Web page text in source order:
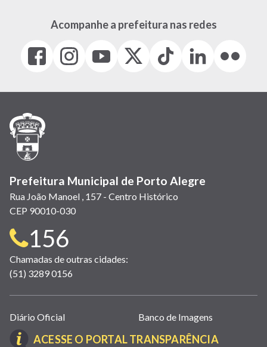
Acompanhe a prefeitura nas redes
Facebook
(link
em
janela)
Instagram
(link
em
(link
em
(Antigo
(link
Tiktok
(link
em
LinkedIn
(link
em
(link
em
Prefeitura Municipal de Porto Alegre
Rua João Manoel , 157 - Centro Histórico
CEP 90010-030
Telefone
para
contato:
156
Chamadas de outras cidades:
(51) 3289 0156
Links
úteis
Diário Oficial Banco de Imagens
ACESSE O PORTAL TRANSPARÊNCIA(LINK